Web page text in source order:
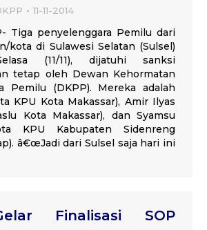
11-11-2014
Tiga penyelenggara Pemilu dari
kota di Sulawesi Selatan (Sulsel)
(11/11), dijatuhi sanksi
tetap oleh Dewan Kehormatan
Pemilu (DKPP). Mereka adalah
KPU Kota Makassar), Amir Ilyas
Kota Makassar), dan Syamsu
KPU Kabupaten Sidenreng
â€œJadi dari Sulsel saja hari ini
Finalisasi SOP